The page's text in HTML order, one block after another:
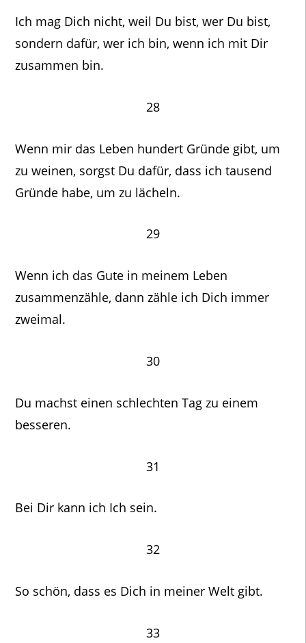
Ich mag Dich nicht, weil Du bist, wer Du bist,
sondern dafür, wer ich bin, wenn ich mit Dir
zusammen bin.
28
Wenn mir das Leben hundert Gründe gibt, um
zu weinen, sorgst Du dafür, dass ich tausend
Gründe habe, um zu lächeln.
29
Wenn ich das Gute in meinem Leben
zusammenzähle, dann zähle ich Dich immer
zweimal.
30
Du machst einen schlechten Tag zu einem
besseren.
31
Bei Dir kann ich Ich sein.
32
So schön, dass es Dich in meiner Welt gibt.
33